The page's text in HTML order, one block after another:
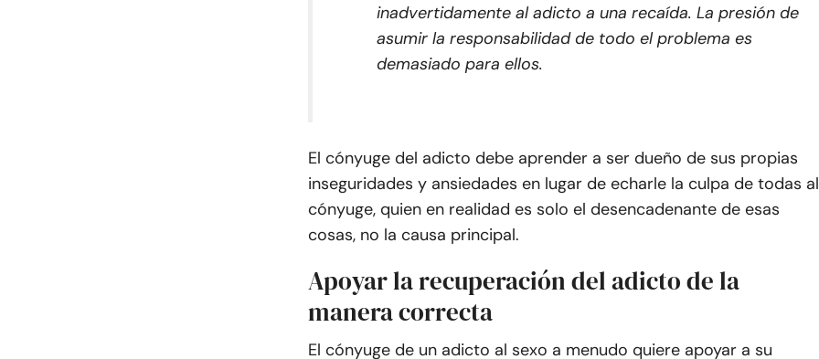
inadvertidamente al adicto a una recaída. La presión de
asumir la responsabilidad de todo el problema es
demasiado para ellos.
El cónyuge del adicto debe aprender a ser dueño de sus propias
inseguridades y ansiedades en lugar de echarle la culpa de todas al
cónyuge, quien en realidad es solo el desencadenante de esas
cosas, no la causa principal.
Apoyar la recuperación del adicto de la
manera correcta
El cónyuge de un adicto al sexo a menudo quiere apoyar a su